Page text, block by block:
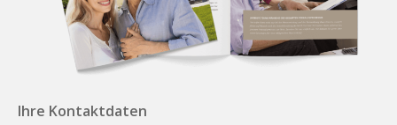
Ihre Kontaktdaten